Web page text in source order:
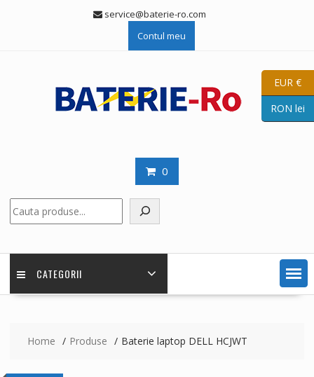
service@baterie-ro.com
Contul meu
0
CATEGORII
Home Produse Baterie laptop DELL HCJWT
EUR €
RON lei